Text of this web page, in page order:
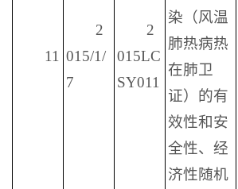
11
2
015/1/
7
2
015LC
SY011
染（风温
肺热病热
在肺卫
证）的有
效性和安
全性、经
济性随机